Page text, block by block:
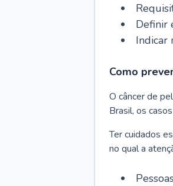
Definir
Indicar
Como
O câncer de
Brasil, os
Ter cuidados
no qual a